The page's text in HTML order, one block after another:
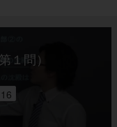
１問）
16